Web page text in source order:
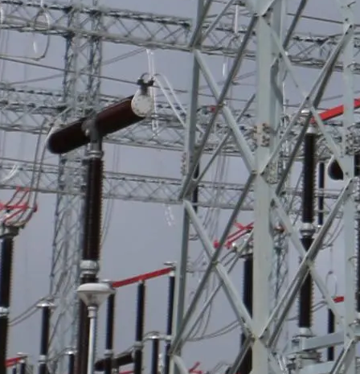
Proyecto Sargento Lores
Integración al Scada Survalent 'Ampliación del Sistema de Agua
Potable y Alcantarillado para nuevas habilitaciones, Sargento Lores -
Distrito de San Juan de Lurigancho'.